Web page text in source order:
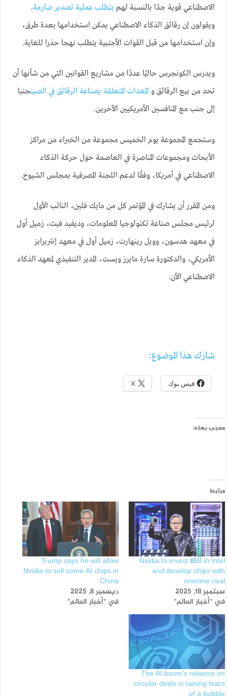
الاصطناعي قوية جدًا بالنسبة لهم يتطلب عملية تصدير صارمة.
ويقولون إن رقائق الذكاء الاصطناعي يمكن استخدامها بعدة طرق،
وإن استخدامها من قبل القوات الأجنبية يتطلب نهجا حذرا للغاية.
ويدرس الكونجرس حاليًا عددًا من مشاريع القوانين التي من شأنها أن
تحد من بيع الرقائق و المعدات المتعلقة بصناعة الرقائق في الصينجنبا
إلى جنب مع المنافسين الأمريكيين الآخرين.
وستجمع المجموعة يوم الخميس مجموعة من الخبراء من مراكز
الأبحاث ومجموعات المناصرة في العاصمة حول حركة الذكاء
الاصطناعي في أمريكا، وفقًا لدعم اللجنة المصرفية بمجلس الشيوخ.
ومن المقرر أن يشارك في المؤتمر كل من مايك فلين، النائب الأول
لرئيس مجلس صناعة تكنولوجيا المعلومات، وديفيد فيث، زميل أول
في معهد هدسون، وويل رينهارت، زميل أول في معهد إنتربرايز
الأمريكي، والدكتورة سارة مايرز ويست، المدير التنفيذي لمعهد الذكاء
الاصطناعي الآن.
شارك هذا الموضوع:
فيس بوك X
معجب بهذه:
مرتبط
Nvidia to invest $5B in Intel
and develop chips with
onetime rival
سبتمبر 18, 2025
في "أخبار العالم"
Trump says he will allow
Nvidia to sell some AI chips in
China
ديسمبر 8, 2025
في "أخبار العالم"
The AI boom’s reliance on
circular deals is raising fears